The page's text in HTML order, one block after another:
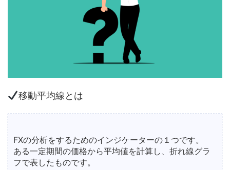
移動平均線とは
FXの分析をするためのインジケーターの１つです。
ある一定期間の価格から平均値を計算し、折れ線グラ
フで表したものです。